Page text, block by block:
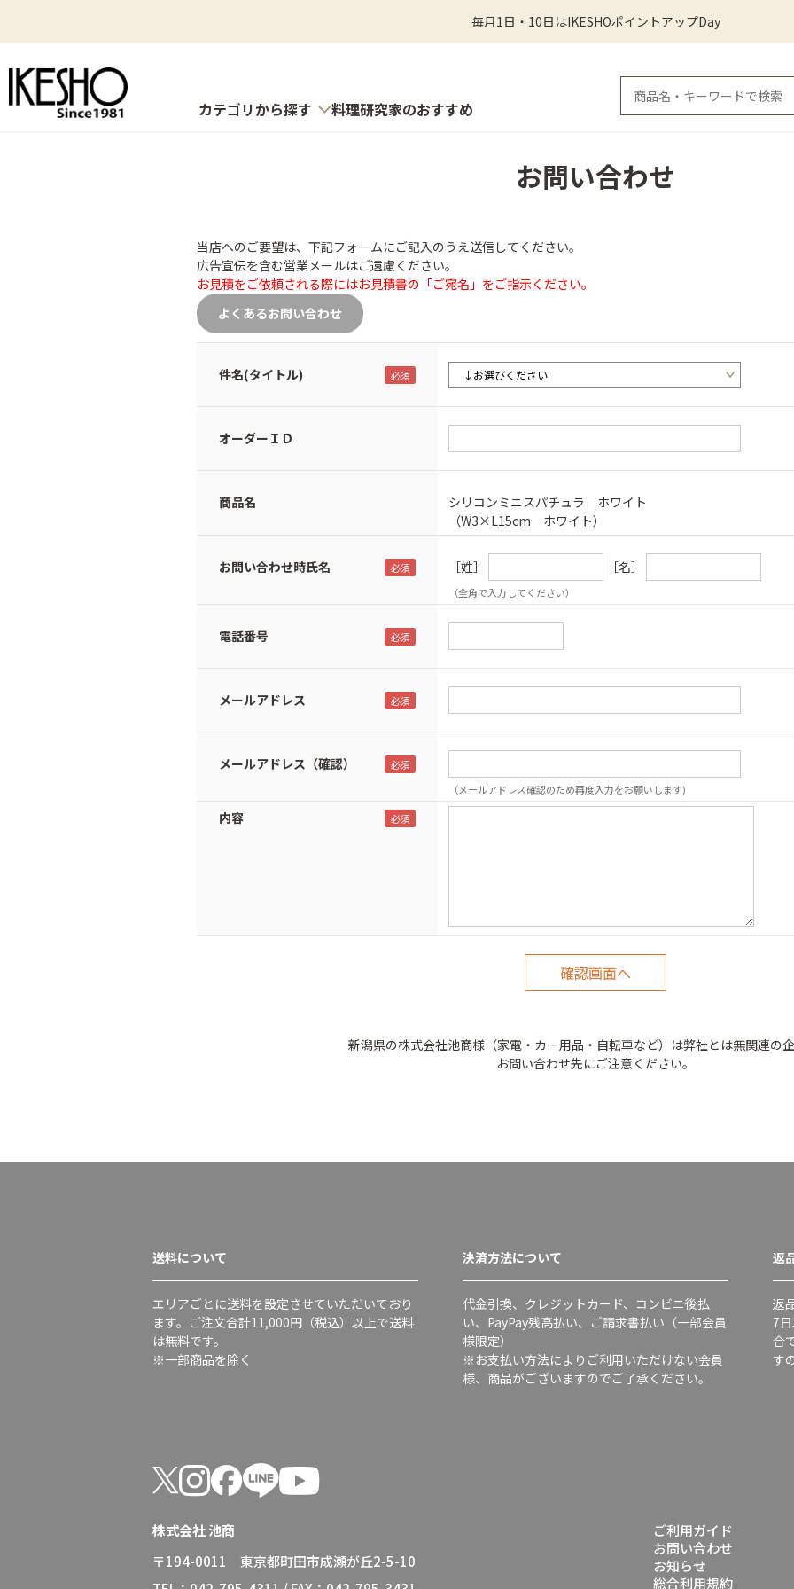
毎月1日・10日はIKESHOポイントアップDay
カテゴリから探す 料理研究家のおすすめ
お問い合わせ
当店へのご要望は、下記フォームにご記入のうえ送信してください。
広告宣伝を含む営業メールはご遠慮ください。
お見積をご依頼される際にはお見積書の「ご宛名」をご指示ください。
よくあるお問い合わせ
件名(タイトル)
オーダーＩＤ
商品名
シリコンミニスパチュラ ホワイト
（W3×L15cm ホワイト）
お問い合わせ時氏名 ［姓］ ［名］
（全角で入力してください）
電話番号
メールアドレス
メールアドレス（確認）
（メールアドレス確認のため再度入力をお願いします)
内容
新潟県の株式会社池商様（家電・カー用品・自転車など）は弊社とは無関連の
お問い合わせ先にご注意ください。
送料について
エリアごとに送料を設定させていただいており
ます。ご注文合計11,000円（税込）以上で送料
は無料です。
※一部商品を除く
決済方法について
代金引換、クレジットカード、コンビニ後払
い、PayPay残高払い、ご請求書払い（一部会員
様限定）
※お支払い方法によりご利用いただけない会員
様、商品がございますのでご了承ください。
返
返
7
合
す
株式会社 池商
〒194-0011 東京都町田市成瀬が丘2-5-10
ご利用ガイド
お問い合わせ
お知らせ
総合利用規約